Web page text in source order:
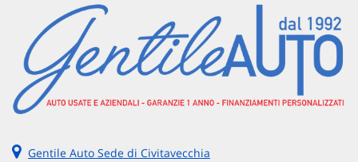
Gentile Auto Sede di Civitavecchia